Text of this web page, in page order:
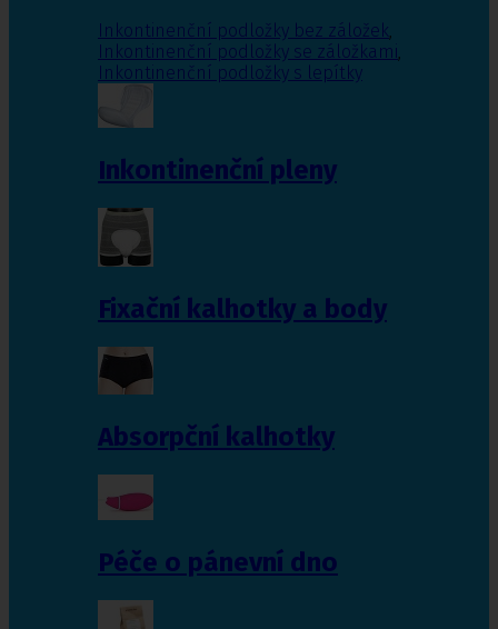
Inkontinenční podložky bez záložek,
Inkontinenční podložky se záložkami,
Inkontinenční podložky s lepítky
Inkontinenční pleny
Fixační kalhotky a body
Absorpční kalhotky
Péče o pánevní dno